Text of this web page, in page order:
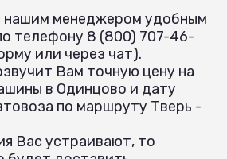
нашим менеджером удобным
телефону 8 (800) 707-46-
или через чат).
Вам точную цену на
в Одинцово и дату
по маршруту Тверь -
Вас устраивают, то